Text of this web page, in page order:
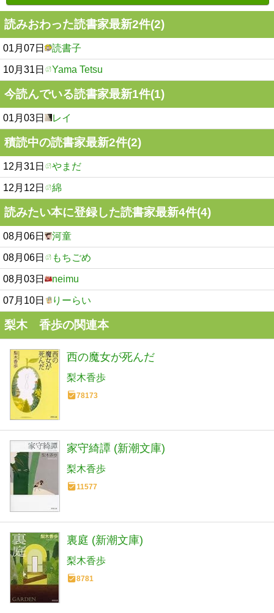
読みおわった読書家最新2件(2)
01月07日 読書子
10月31日 Yama Tetsu
今読んでいる読書家最新1件(1)
01月03日 レイ
積読中の読書家最新2件(2)
12月31日 やまだ
12月12日 綿
読みたい本に登録した読書家最新4件(4)
08月06日 河童
08月06日 もちごめ
08月03日 neimu
07月10日 りーらい
梨木 香歩の関連本
西の魔女が死んだ
梨木香歩
78173
家守綺譚 (新潮文庫)
梨木香歩
11577
裏庭 (新潮文庫)
梨木香歩
8781